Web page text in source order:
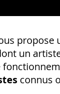
propose
un
connus